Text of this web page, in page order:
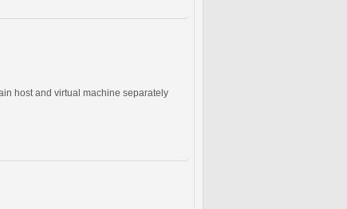
host and virtual machine separately